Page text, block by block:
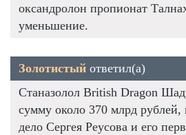
оксандролон пропионат
уменьшение.
Золотистый ответил(а)
Станазолол British Dragon
сумму около 370 млрд рублей,
дело Сергея Реусова и его